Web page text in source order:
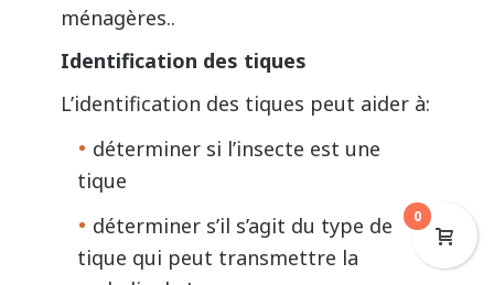
ménagères..
Identification des tiques
L’identification des tiques peut aider à:
déterminer si l’insecte est une
tique
déterminer s’il s’agit du type de
tique qui peut transmettre la
0